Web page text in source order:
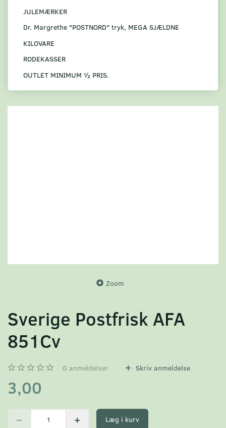
JULEMÆRKER
Dr. Margrethe "POSTNORD" tryk, MEGA SJÆLDNE
KILOVARE
RODEKASSER
OUTLET MINIMUM ½ PRIS.
Zoom
Sverige Postfrisk AFA
851Cv
0 anmeldelser Skriv anmeldelse
3,00
Læg i kurv